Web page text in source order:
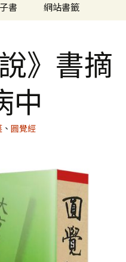
書 網站書籤
》書摘
中
、 圓覺經